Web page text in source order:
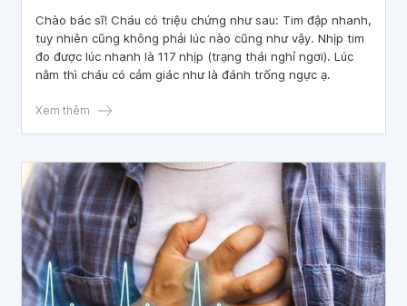
Chào bác sĩ! Cháu có triệu chứng như sau: Tim đập nhanh,
tuy nhiên cũng không phải lúc nào cũng như vậy. Nhịp tim
đo được lúc nhanh là 117 nhịp (trạng thái nghỉ ngơi). Lúc
nằm thì cháu có cảm giác như là đánh trống ngực ạ.
Xem thêm